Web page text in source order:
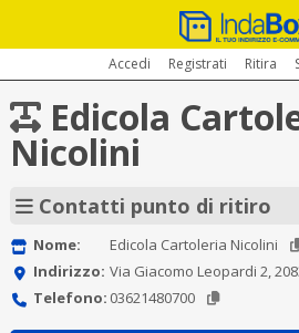
Accedi Registrati Ritira
Edicola
Nicolini
Contatti punto di ritiro
Nome:
Edicola Cartoleria Nicolini
Indirizzo: Via Giacomo Leopardi 2,
Telefono: 03621480700